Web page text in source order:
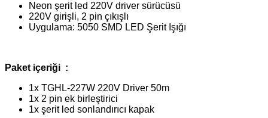
Neon şerit led 220V driver sürücüsü
220V girişli, 2 pin çıkışlı
Uygulama: 5050 SMD LED Şerit Işığı
Paket içeriği :
1x TGHL-227W 220V Driver 50m
1x 2 pin ek birleştirici
1x şerit led sonlandırıcı kapak